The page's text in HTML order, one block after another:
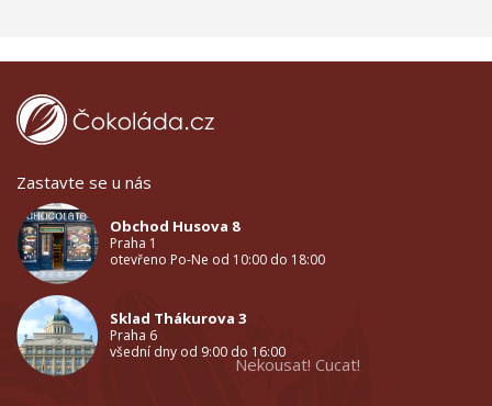
Zastavte se u nás
Obchod Husova 8
Praha 1
otevřeno Po-Ne od 10:00 do 18:00
Sklad Thákurova 3
Praha 6
všední dny od 9:00 do 16:00
Nekousat! Cucat!